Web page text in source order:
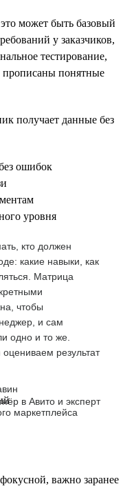
может быть базовый
у заказчиков,
тестирование,
прописаны понятные
получает данные без
ошибок
уровня
кто должен
какие навыки, как
Матрица
чтобы
и сам
одно и то же.
результат
в Авито и эксперт
маркетплейса
важно заранее